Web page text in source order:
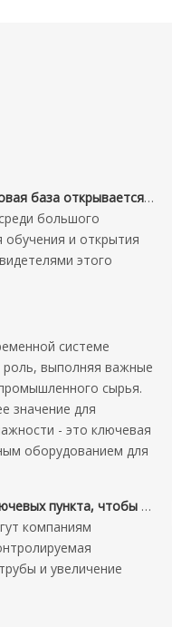
Puresci празднует 15-летие и открывает новую базу! -Пятнадцать лет молодости, новая база открывается для грандиозных планов
большого
и открытия
этого
системе
роль, выполняя важные
сырья.
значение для
- это ключевая
оборудованием для
рисков и повысить эффективность
компаниям
и увеличение